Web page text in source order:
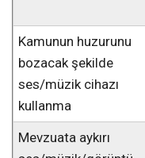
Kamunun huzurunu
bozacak şekilde
ses/müzik cihazı
kullanma
Mevzuata aykırı